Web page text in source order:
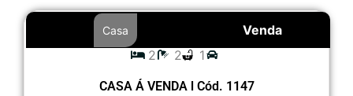
Venda
Casa
2 2 1
CASA Á VENDA l Cód. 1147